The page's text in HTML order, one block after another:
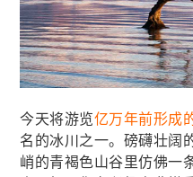
今天将游览亿万年前形成
名的冰川之一。磅礴壮阔
峭的青褐色山谷里仿佛一